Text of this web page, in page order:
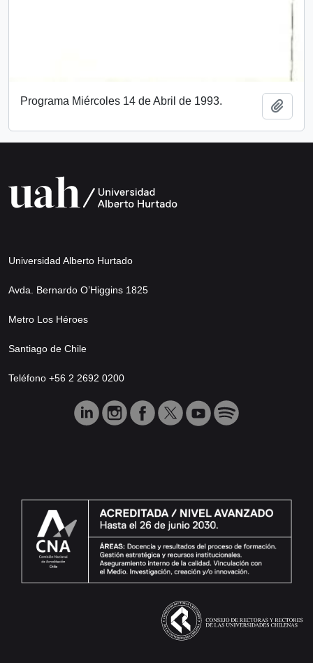
Programa Miércoles 14 de Abril de 1993.
Universidad Alberto Hurtado
Avda. Bernardo O’Higgins 1825
Metro Los Héroes
Santiago de Chile
Teléfono +56 2 2692 0200